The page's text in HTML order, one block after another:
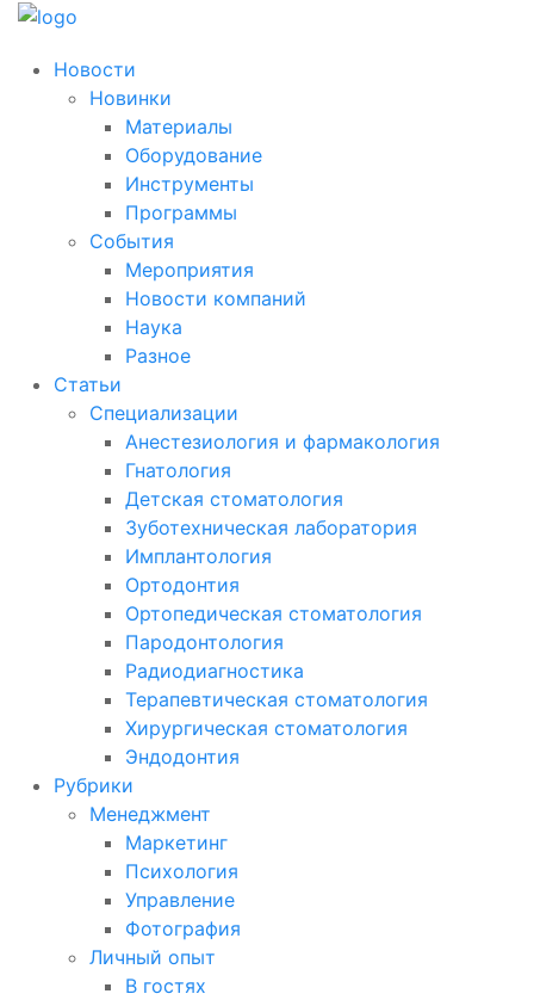
Новости
Новинки
Материалы
Оборудование
Инструменты
Программы
События
Мероприятия
Новости компаний
Наука
Разное
Статьи
Специализации
Анестезиология и фармакология
Гнатология
Детская стоматология
Зуботехническая лаборатория
Имплантология
Ортодонтия
Ортопедическая стоматология
Пародонтология
Радиодиагностика
Терапевтическая стоматология
Хирургическая стоматология
Эндодонтия
Рубрики
Менеджмент
Маркетинг
Психология
Управление
Фотография
Личный опыт
В гостях